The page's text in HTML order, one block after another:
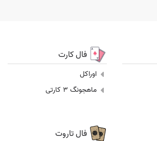
فال کارت
اوراکل
ماهجونگ 3 کارتی
فال تاروت